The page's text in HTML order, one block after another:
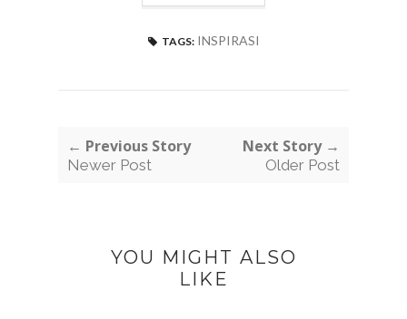
TAGS: INSPIRASI
← Previous Story
Newer Post
Next Story →
Older Post
YOU MIGHT ALSO
LIKE